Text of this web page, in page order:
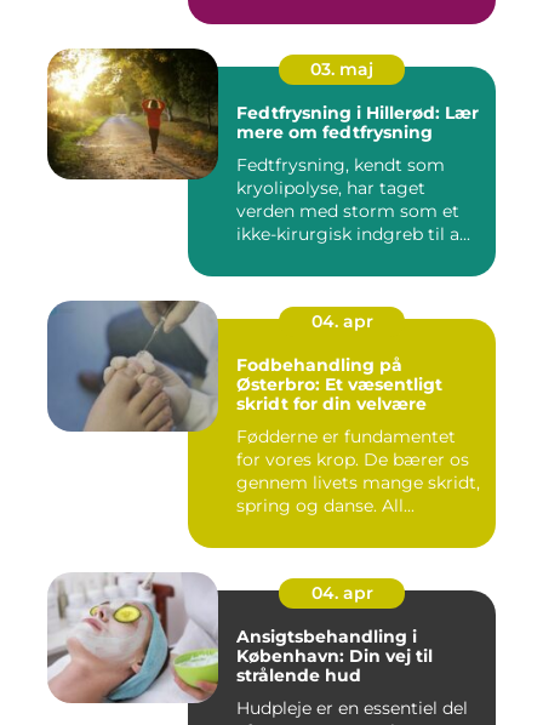
03. maj
Fedtfrysning i Hillerød: Lær
mere om fedtfrysning
Fedtfrysning, kendt som
kryolipolyse, har taget
verden med storm som et
ikke-kirurgisk indgreb til a...
04. apr
Fodbehandling på
Østerbro: Et væsentligt
skridt for din velvære
Fødderne er fundamentet
for vores krop. De bærer os
gennem livets mange skridt,
spring og danse. All...
04. apr
Ansigtsbehandling i
København: Din vej til
strålende hud
Hudpleje er en essentiel del